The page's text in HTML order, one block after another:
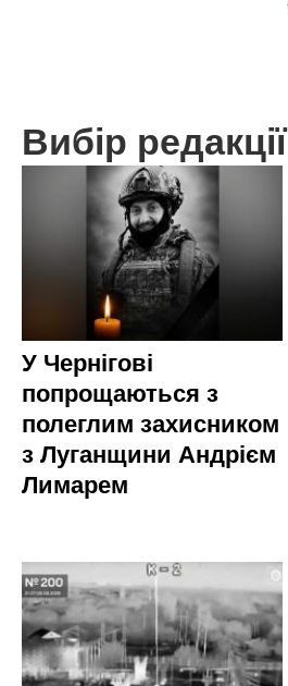
Вибір редакції
У Чернігові
попрощаються з
полеглим захисником
з Луганщини Андрієм
Лимарем